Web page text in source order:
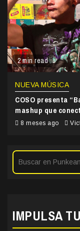
2 min read
NUEVA MÚSICA
COSO presenta
mashup que
8 meses ago
IMPULSA